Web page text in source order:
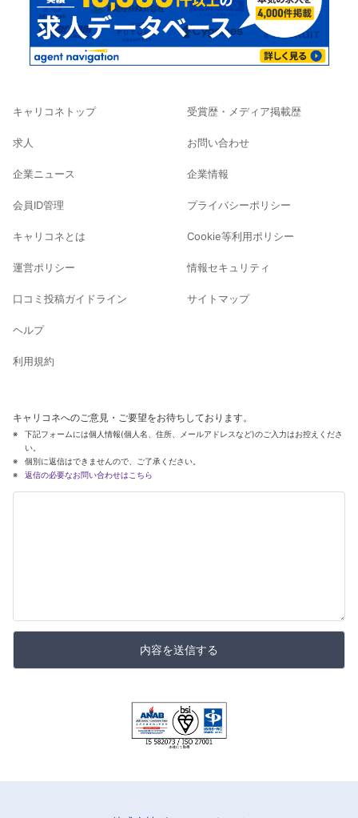
キャリコネトップ
求人
企業ニュース
会員ID管理
キャリコネとは
運営ポリシー
口コミ投稿ガイドライン
ヘルプ
利用規約
受賞歴・メディア掲載歴
お問い合わせ
企業情報
プライバシーポリシー
Cookie等利用ポリシー
情報セキュリティ
サイトマップ
キャリコネへのご意見・ご要望をお待ちしております。
下記フォームには個人情報(個人名、住所、メールアドレスなど)のご入力はお控えくださ
い。
個別に返信はできませんので、ご了承ください。
返信の必要なお問い合わせはこちら
内容を送信する